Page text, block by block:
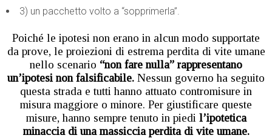
3) un pacchetto volto a “sopprimerla”.
Poiché le ipotesi non erano in alcun modo supportate
da prove, le proiezioni di estrema perdita di vite umane
nello scenario “non fare nulla” rappresentano
un’ipotesi non falsificabile. Nessun governo ha seguito
questa strada e tutti hanno attuato contromisure in
misura maggiore o minore. Per giustificare queste
misure, hanno sempre tenuto in piedi l’ipotetica
minaccia di una massiccia perdita di vite umane.